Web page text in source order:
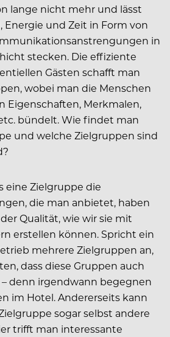
lange nicht mehr und lässt
Energie und Zeit in Form von
in
stecken. Die effiziente
Gästen schafft man
wobei man die Menschen
Eigenschaften, Merkmalen,
bündelt. Wie findet man
und welche Zielgruppen sind
eine Zielgruppe die
die man anbietet, haben
Qualität, wie wir sie mit
erstellen können. Spricht ein
mehrere Zielgruppen an,
dass diese Gruppen auch
denn irgendwann begegnen
im Hotel. Andererseits kann
sogar selbst andere
trifft man interessante